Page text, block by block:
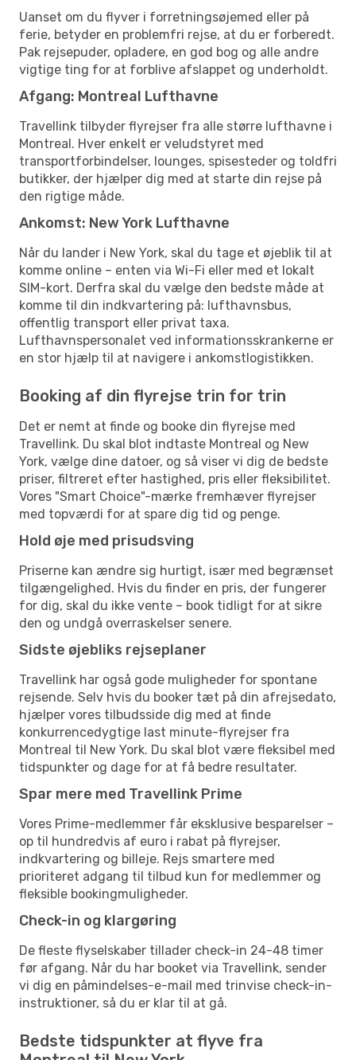
Uanset om du flyver i forretningsøjemed eller på
ferie, betyder en problemfri rejse, at du er forberedt.
Pak rejsepuder, opladere, en god bog og alle andre
vigtige ting for at forblive afslappet og underholdt.
Afgang: Montreal Lufthavne
Travellink tilbyder flyrejser fra alle større lufthavne i
Montreal. Hver enkelt er veludstyret med
transportforbindelser, lounges, spisesteder og toldfri
butikker, der hjælper dig med at starte din rejse på
den rigtige måde.
Ankomst: New York Lufthavne
Når du lander i New York, skal du tage et øjeblik til at
komme online – enten via Wi-Fi eller med et lokalt
SIM-kort. Derfra skal du vælge den bedste måde at
komme til din indkvartering på: lufthavnsbus,
offentlig transport eller privat taxa.
Lufthavnspersonalet ved informationsskrankerne er
en stor hjælp til at navigere i ankomstlogistikken.
Booking af din flyrejse trin for trin
Det er nemt at finde og booke din flyrejse med
Travellink. Du skal blot indtaste Montreal og New
York, vælge dine datoer, og så viser vi dig de bedste
priser, filtreret efter hastighed, pris eller fleksibilitet.
Vores "Smart Choice"-mærke fremhæver flyrejser
med topværdi for at spare dig tid og penge.
Hold øje med prisudsving
Priserne kan ændre sig hurtigt, især med begrænset
tilgængelighed. Hvis du finder en pris, der fungerer
for dig, skal du ikke vente – book tidligt for at sikre
den og undgå overraskelser senere.
Sidste øjebliks rejseplaner
Travellink har også gode muligheder for spontane
rejsende. Selv hvis du booker tæt på din afrejsedato,
hjælper vores tilbudsside dig med at finde
konkurrencedygtige last minute-flyrejser fra
Montreal til New York. Du skal blot være fleksibel med
tidspunkter og dage for at få bedre resultater.
Spar mere med Travellink Prime
Vores Prime-medlemmer får eksklusive besparelser –
op til hundredvis af euro i rabat på flyrejser,
indkvartering og billeje. Rejs smartere med
prioriteret adgang til tilbud kun for medlemmer og
fleksible bookingmuligheder.
Check-in og klargøring
De fleste flyselskaber tillader check-in 24-48 timer
før afgang. Når du har booket via Travellink, sender
vi dig en påmindelses-e-mail med trinvise check-in-
instruktioner, så du er klar til at gå.
Bedste tidspunkter at flyve fra